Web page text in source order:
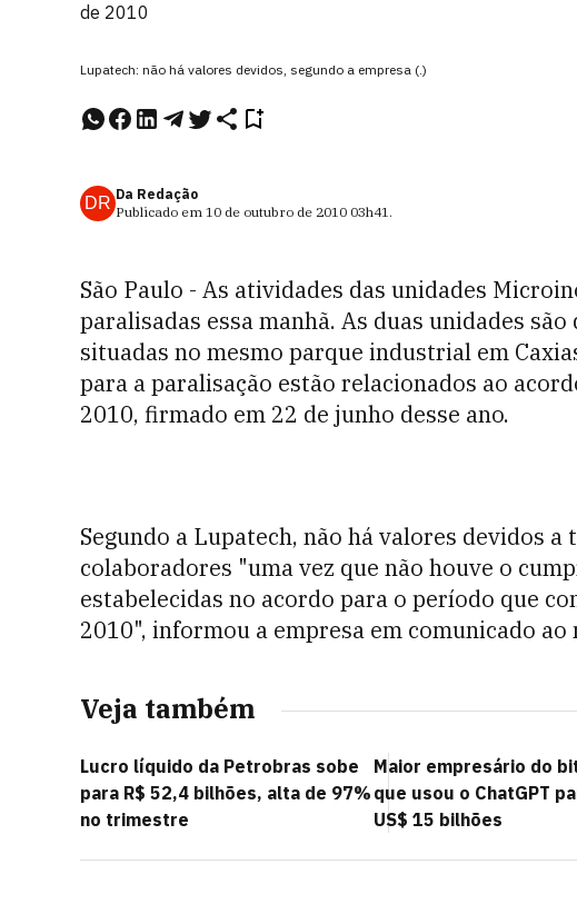
de 2010
Lupatech: não há valores devidos, segundo a empresa (.)
DR Da Redação
Publicado em 10 de outubro de 2010 03h41.
São Paulo - As atividades das unidades
paralisadas essa manhã. As duas unidades
situadas no mesmo parque industrial em
para a paralisação estão relacionados ao
2010, firmado em 22 de junho desse ano.
Segundo a Lupatech, não há valores devidos
colaboradores "uma vez que não houve o
estabelecidas no acordo para o período que
2010", informou a empresa em comunicado ao
Veja também
Lucro líquido da Petrobras sobe
para R$ 52,4 bilhões, alta de 97%
no trimestre
Maior empresário do
que usou o ChatGPT
US$ 15 bilhões